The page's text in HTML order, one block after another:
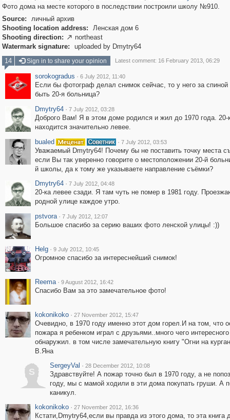
Фото дома на месте которого в последствии построили школу №910.
Source:
личный архив
Shooting location address:
Ленская дом 6
Shooting direction:  northeast
Watermark signature:
uploaded by Dmytry64
14
Sign in to share your opinion Latest comment: 16 February 2013, 06:29
sorokogradus · 6 July 2012, 11:40
Если бы фотограф делал снимок сейчас, то у него за
быть 20-я больница?
Dmytry64 · 7 July 2012, 03:28
Доброго Вам! Я в этом доме родился и жил до 1970 года. 20-
находится значительно левее.
bualed
· 7 July 2012, 03:53
Уважаемый Dmytry64! Почему бы не поставить точку места
если Вы так уверенно говорите о местоположении 20-й
й школы, да к тому же указываете направление съёмки?
Dmytry64 · 7 July 2012, 04:48
20-ка левее сзади. Я там чуть не помер в 1981 году.
родной улице каждое утро.
pstvora · 7 July 2012, 12:07
Большое спасибо за серию ваших фото ленской улицы! :))
Helg · 9 July 2012, 10:45
Огромное спасибо за интереснейший снимок!
Reema · 9 August 2012, 16:42
Спасибо Вам за это замечательное фото!
kokonikoko · 27 November 2012, 15:47
Очевидно, в 1970 году именно этот дом горел.И на том, что
пожара я ребенком играл с друзьями..много чего
обнаружил. в том числе замечательную книгу "Огни на
В.Яна
S
SergeyVal · 28 December 2012, 10:08
Здравствуйте! А пожар точно был в 1970 году, а не
году, мы с мамой ходили в эти дома покупать груши. А
каникул.
kokonikoko · 27 November 2012, 16:36
Кстати,Dmytry64,если вы правда из этого дома, то эта книга